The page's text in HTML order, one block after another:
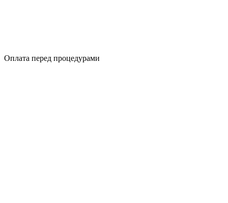
Оплата перед процедурами